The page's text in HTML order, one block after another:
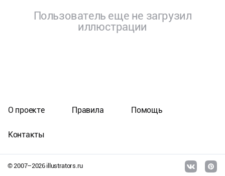
Пользователь еще не загрузил
иллюстрации
© 2007–2026illustrators.ru
О проекте Правила Помощь
Контакты